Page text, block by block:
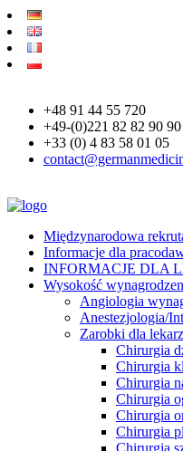
+48 91 44 55 720
+49-(0)221 82 82 90 90
+33 (0) 4 83 58 01 05
Międzynarodowa
Informacje dla
INFORMACJE DLA
Wysokość
Angiologia
Anestezjologia/
Zarobki dla
Chirurgia
Chirurgia
Chirurgia
Chirurgia
Chirurgia
Chirurgia
Chirurgia